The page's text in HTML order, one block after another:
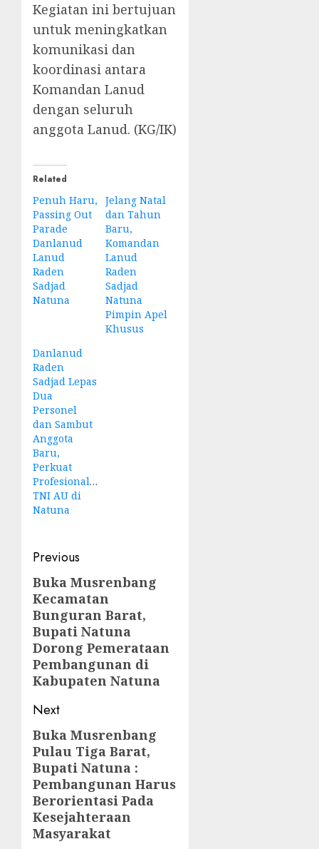
Kegiatan ini bertujuan
untuk meningkatkan
komunikasi dan
koordinasi antara
Komandan Lanud
dengan seluruh
anggota Lanud. (KG/IK)
Related
Penuh Haru,
Passing Out
Parade
Danlanud
Lanud
Raden
Sadjad
Natuna
Jelang Natal
dan Tahun
Baru,
Komandan
Lanud
Raden
Sadjad
Natuna
Pimpin Apel
Khusus
Danlanud
Raden
Sadjad Lepas
Dua
Personel
dan Sambut
Anggota
Baru,
Perkuat
Profesionalisme
TNI AU di
Natuna
Post
navigation
Previous
Previous
post:
Buka Musrenbang
Kecamatan
Bunguran Barat,
Bupati Natuna
Dorong Pemerataan
Pembangunan di
Kabupaten Natuna
Next
Next
post:
Buka Musrenbang
Pulau Tiga Barat,
Bupati Natuna :
Pembangunan Harus
Berorientasi Pada
Kesejahteraan
Masyarakat